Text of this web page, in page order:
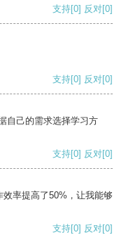
支持[0] 反对[0]
支持[0] 反对[0]
自己的需求选择学习方
支持[0] 反对[0]
率提高了50%，让我能够
支持[0] 反对[0]